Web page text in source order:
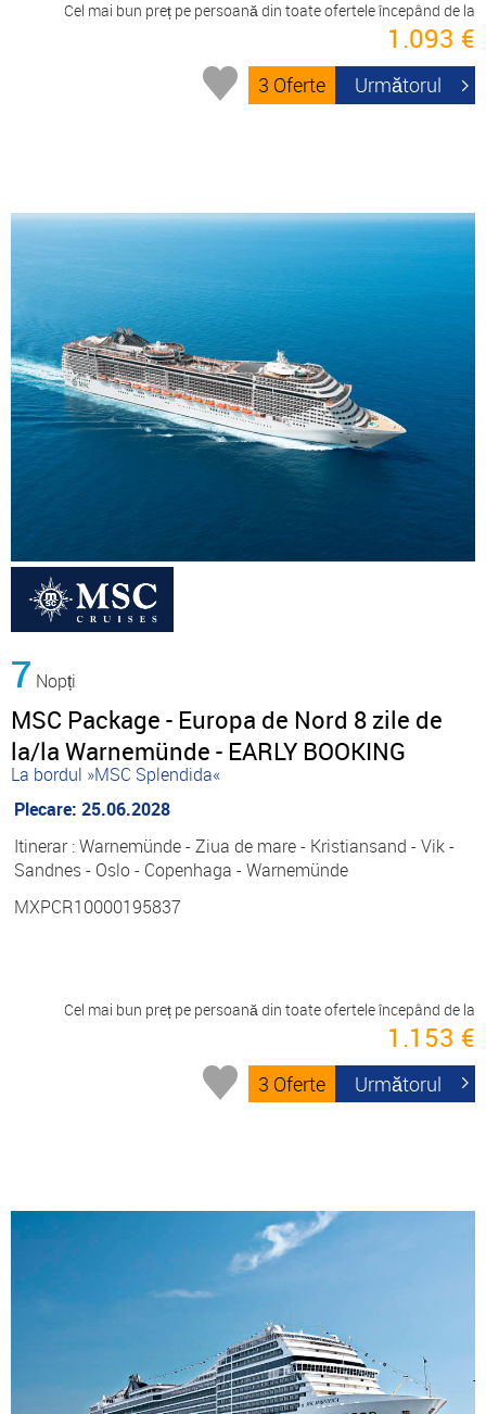
Cel mai bun preț pe persoană din toate ofertele începând de la
1.093 €
3 Oferte Următorul
7 Nopți
MSC Package - Europa de Nord 8 zile de
la/la Warnemünde - EARLY BOOKING
La bordul »MSC Splendida«
Plecare: 25.06.2028
Itinerar : Warnemünde - Ziua de mare - Kristiansand - Vik -
Sandnes - Oslo - Copenhaga - Warnemünde
MXPCR10000195837
Cel mai bun preț pe persoană din toate ofertele începând de la
1.153 €
3 Oferte Următorul